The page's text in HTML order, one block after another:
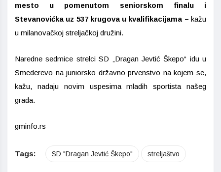
mesto u pomenutom seniorskom finalu i
Stevanovićka uz 537 krugova u kvalifikacijama – kažu
u milanovačkoj streljačkoj družini.
Naredne sedmice strelci SD „Dragan Jevtić Škepo“ idu u
Smederevo na juniorsko državno prvenstvo na kojem se,
kažu, nadaju novim uspesima mladih sportista našeg
grada.
gminfo.rs
Tags: SD "Dragan Jevtić Škepo" streljaštvo